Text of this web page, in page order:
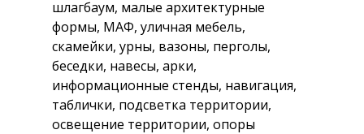
шлагбаум, малые архитектурные
формы, МАФ, уличная мебель,
скамейки, урны, вазоны, перголы,
беседки, навесы, арки,
информационные стенды, навигация,
таблички, подсветка территории,
освещение территории, опоры